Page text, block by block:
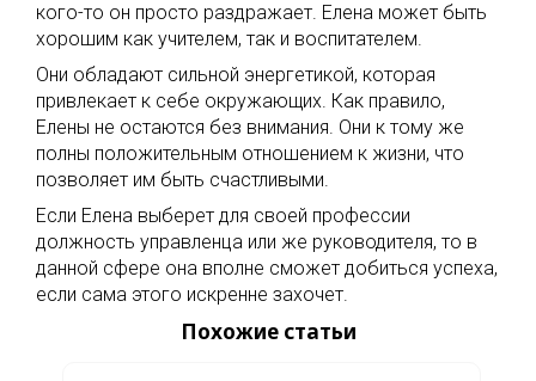
кого-то он просто раздражает. Елена может быть
хорошим как учителем, так и воспитателем.
Они обладают сильной энергетикой, которая
привлекает к себе окружающих. Как правило,
Елены не остаются без внимания. Они к тому же
полны положительным отношением к жизни, что
позволяет им быть счастливыми.
Если Елена выберет для своей профессии
должность управленца или же руководителя, то в
данной сфере она вполне сможет добиться успеха,
если сама этого искренне захочет.
Похожие статьи